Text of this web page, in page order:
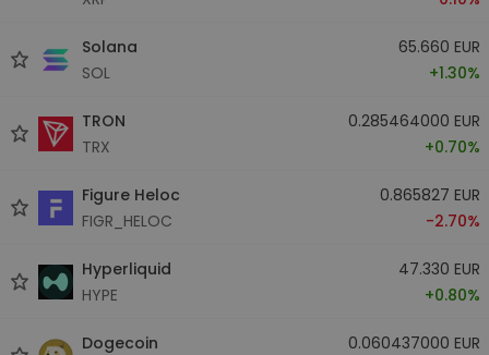
Solana
SOL
65.660 EUR
+1.30%
TRON
TRX
0.285464000 EUR
+0.70%
Figure Heloc
FIGR_HELOC
0.865827 EUR
-2.70%
Hyperliquid
HYPE
47.330 EUR
+0.80%
Dogecoin
0.060437000 EUR